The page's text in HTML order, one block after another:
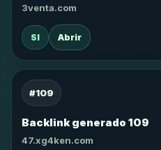
3venta.com
SI Abrir
#109
Backlink generado 109
47.xg4ken.com